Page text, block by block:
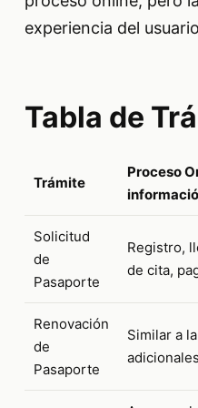
experiencia del
Tabla de
Trámite
Proceso
Solicitud
de
Pasaporte
Registro,
de cita,
Renovación
de
Pasaporte
Similar a